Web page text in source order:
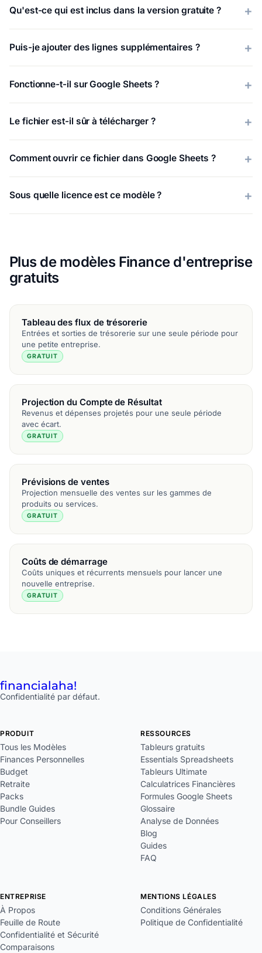
Qu'est-ce qui est inclus dans la version gratuite ?
Puis-je ajouter des lignes supplémentaires ?
Fonctionne-t-il sur Google Sheets ?
Le fichier est-il sûr à télécharger ?
Comment ouvrir ce fichier dans Google Sheets ?
Sous quelle licence est ce modèle ?
Plus de modèles Finance d'entreprise
gratuits
Tableau des flux de trésorerie
Entrées et sorties de trésorerie sur une seule période pour
une petite entreprise.
GRATUIT
Projection du Compte de Résultat
Revenus et dépenses projetés pour une seule période
avec écart.
GRATUIT
Prévisions de ventes
Projection mensuelle des ventes sur les gammes de
produits ou services.
GRATUIT
Coûts de démarrage
Coûts uniques et récurrents mensuels pour lancer une
nouvelle entreprise.
GRATUIT
financialaha!
Confidentialité par défaut.
PRODUIT
Tous les Modèles
Finances Personnelles
Budget
Retraite
Packs
Bundle Guides
Pour Conseillers
RESSOURCES
Tableurs gratuits
Essentials Spreadsheets
Tableurs Ultimate
Calculatrices Financières
Formules Google Sheets
Glossaire
Analyse de Données
Blog
Guides
FAQ
ENTREPRISE
À Propos
Feuille de Route
Confidentialité et Sécurité
Comparaisons
MENTIONS LÉGALES
Conditions Générales
Politique de Confidentialité